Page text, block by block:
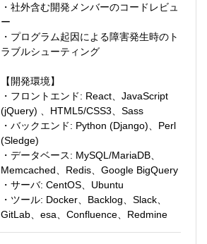
・社外含む開発メンバーのコードレビュ
ー
・プログラム起因による障害発生時のト
ラブルシューティング
【開発環境】
・フロントエンド: React、JavaScript
(jQuery) 、HTML5/CSS3、Sass
・バックエンド: Python (Django)、Perl
(Sledge)
・データベース: MySQL/MariaDB、
Memcached、Redis、Google BigQuery
・サーバ: CentOS、Ubuntu
・ツール: Docker、Backlog、Slack、
GitLab、esa、Confluence、Redmine